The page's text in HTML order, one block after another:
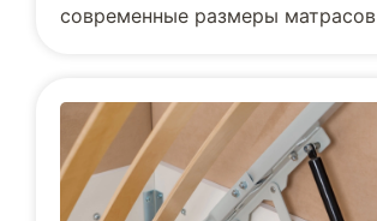
современные размеры матрасов